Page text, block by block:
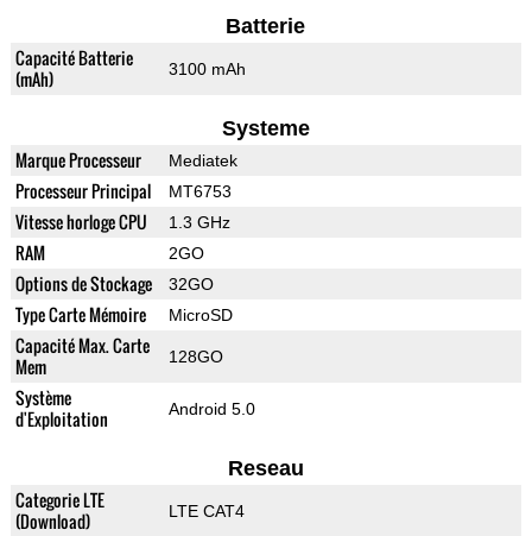
Batterie
Capacité Batterie
(mAh)
3100 mAh
Systeme
Marque Processeur Mediatek
Processeur Principal MT6753
Vitesse horloge CPU 1.3 GHz
RAM 2GO
Options de Stockage 32GO
Type Carte Mémoire MicroSD
Capacité Max. Carte
Mem
128GO
Système
d'Exploitation
Android 5.0
Reseau
Categorie LTE
(Download)
LTE CAT4